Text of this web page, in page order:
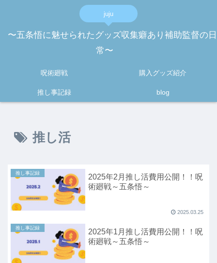
juju
〜五条悟に魅せられたグッズ収集癖あり補助監督の日
常〜
呪術廻戦 購入グッズ紹介
推し事記録 blog
推し活
推し事記録
2025年2月推し活費用公開！！呪
術廻戦～五条悟～
2025.03.25
推し事記録
2025年1月推し活費用公開！！呪
術廻戦～五条悟～